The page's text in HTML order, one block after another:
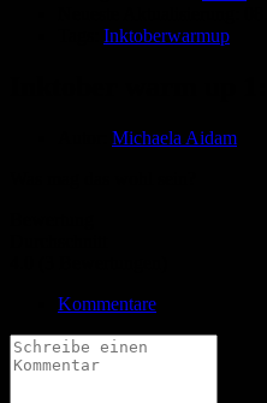
Inktoberwarmup
Michaela Aidam
Kommentare